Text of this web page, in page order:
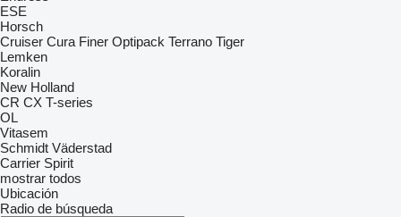
ESE
Horsch
Cruiser Cura Finer Optipack Terrano Tiger
Lemken
Koralin
New Holland
CR CX T-series
OL
Vitasem
Schmidt Väderstad
Carrier Spirit
mostrar todos
Ubicación
Radio de búsqueda